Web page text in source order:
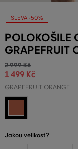
SLEVA -50%
POLOKOŠILE
GRAPEFRUIT
2 999 Kč
1 499 Kč
GRAPEFRUIT ORANGE
Jakou velikost?